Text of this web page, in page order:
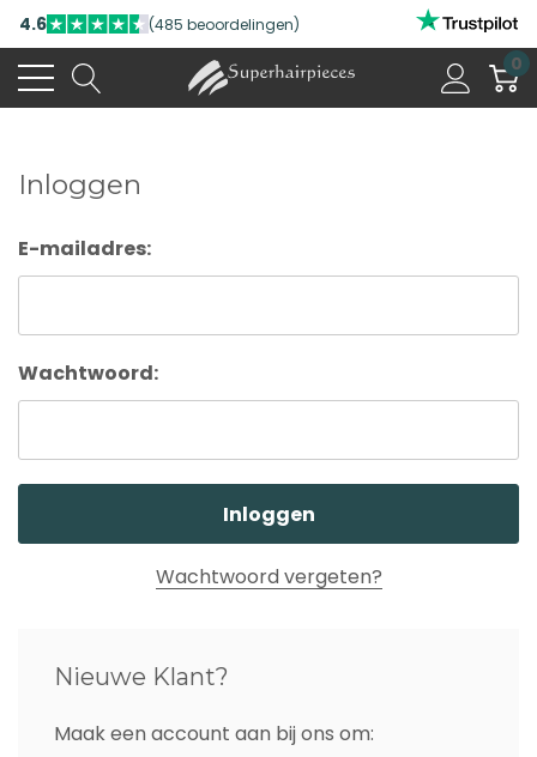
4.6 (485 beoordelingen)
0
Inloggen
E-mailadres:
Wachtwoord:
Wachtwoord vergeten?
Nieuwe Klant?
Maak een account aan bij ons om: